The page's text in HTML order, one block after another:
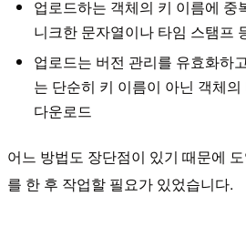
업로드하는 객체의 키 이름에 중
니크한 문자열이나 타임 스탬프
업로드는 버전 관리를 유효화하
는 단순히 키 이름이 아닌 객체
다운로드
어느 방법도 장단점이 있기 때문에
를 한 후 작업할 필요가 있었습니다.